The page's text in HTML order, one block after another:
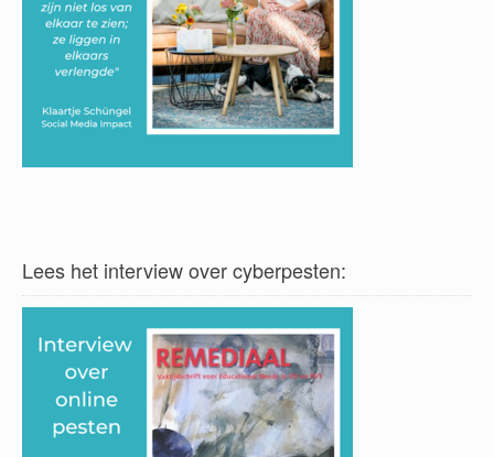
Lees het interview over cyberpesten: